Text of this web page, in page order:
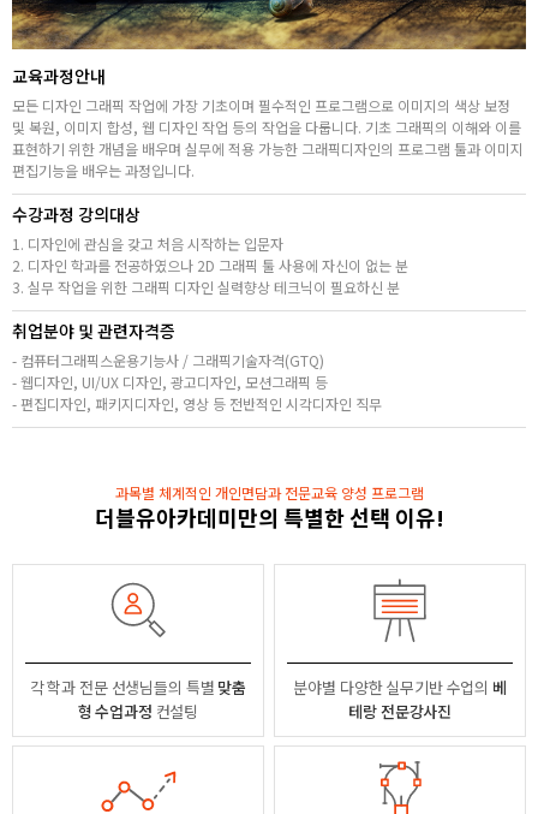
지점별 홈페이지
교육과정안내
모든 디자인 그래픽 작업에 가장 기초이며 필수적인 프로그램으로 이미지의 색상 보정
및 복원, 이미지 합성, 웹 디자인 작업 등의 작업을 다룹니다. 기초 그래픽의 이해와 이를
표현하기 위한 개념을 배우며 실무에 적용 가능한 그래픽디자인의 프로그램 툴과 이미지
편집기능을 배우는 과정입니다.
수강과정 강의대상
1. 디자인에 관심을 갖고 처음 시작하는 입문자
2. 디자인 학과를 전공하였으나 2D 그래픽 툴 사용에 자신이 없는 분
3. 실무 작업을 위한 그래픽 디자인 실력향상 테크닉이 필요하신 분
취업분야 및 관련자격증
- 컴퓨터그래픽스운용기능사 / 그래픽기술자격(GTQ)
- 웹디자인, UI/UX 디자인, 광고디자인, 모션그래픽 등
- 편집디자인, 패키지디자인, 영상 등 전반적인 시각디자인 직무
과목별 체계적인 개인면담과 전문교육 양성 프로그램
더블유아카데미만의 특별한 선택 이유!
각 학과 전문 선생님들의 특별 맞춤
형 수업과정 컨설팅
분야별 다양한 실무기반 수업의 베
테랑 전문강사진